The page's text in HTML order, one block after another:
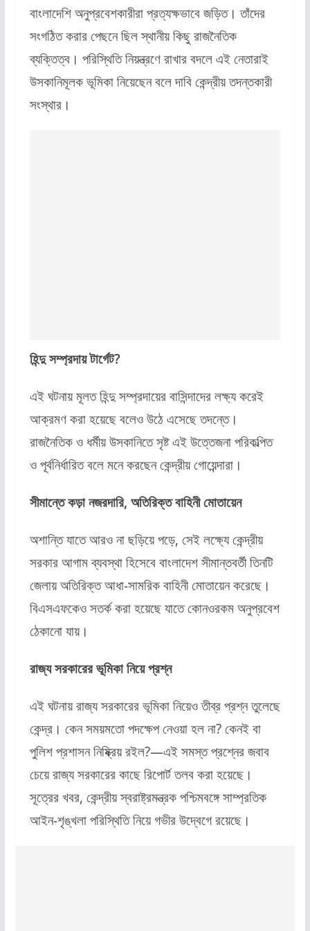
বাংলাদেশি অনুপ্রবেশকারীরা প্রত্যক্ষভাবে জড়িত। তাঁদের
সংগঠিত করার পেছনে ছিল স্থানীয় কিছু রাজনৈতিক
ব্যক্তিত্ব। পরিস্থিতি নিয়ন্ত্রণে রাখার বদলে এই নেতারাই
উসকানিমূলক ভূমিকা নিয়েছেন বলে দাবি কেন্দ্রীয় তদন্তকারী
সংস্থার।
হিন্দু সম্প্রদায় টার্গেট?
এই ঘটনায় মূলত হিন্দু সম্প্রদায়ের বাসিন্দাদের লক্ষ্য করেই
আক্রমণ করা হয়েছে বলেও উঠে এসেছে তদন্তে।
রাজনৈতিক ও ধর্মীয় উসকানিতে সৃষ্ট এই উত্তেজনা পরিকল্পিত
ও পূর্বনির্ধারিত বলে মনে করছেন কেন্দ্রীয় গোয়েন্দারা।
সীমান্তে কড়া নজরদারি, অতিরিক্ত বাহিনী মোতায়েন
অশান্তি যাতে আরও না ছড়িয়ে পড়ে, সেই লক্ষ্যে কেন্দ্রীয়
সরকার আগাম ব্যবস্থা হিসেবে বাংলাদেশ সীমান্তবর্তী তিনটি
জেলায় অতিরিক্ত আধা-সামরিক বাহিনী মোতায়েন করেছে।
বিএসএফকেও সতর্ক করা হয়েছে যাতে কোনওরকম অনুপ্রবেশ
ঠেকানো যায়।
রাজ্য সরকারের ভূমিকা নিয়ে প্রশ্ন
এই ঘটনায় রাজ্য সরকারের ভূমিকা নিয়েও তীব্র প্রশ্ন তুলেছে
কেন্দ্র। কেন সময়মতো পদক্ষেপ নেওয়া হল না? কেনই বা
পুলিশ প্রশাসন নিষ্ক্রিয় রইল?—এই সমস্ত প্রশ্নের জবাব
চেয়ে রাজ্য সরকারের কাছে রিপোর্ট তলব করা হয়েছে।
সূত্রের খবর, কেন্দ্রীয় স্বরাষ্ট্রমন্ত্রক পশ্চিমবঙ্গে সাম্প্রতিক
আইন-শৃঙ্খলা পরিস্থিতি নিয়ে গভীর উদ্বেগে রয়েছে।